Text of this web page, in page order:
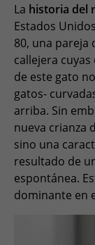
La historia del
Estados
80, una pareja
callejera
de este gato
gatos-
arriba. Sin
nueva crianza
sino una
resultado de
espontánea.
dominante en